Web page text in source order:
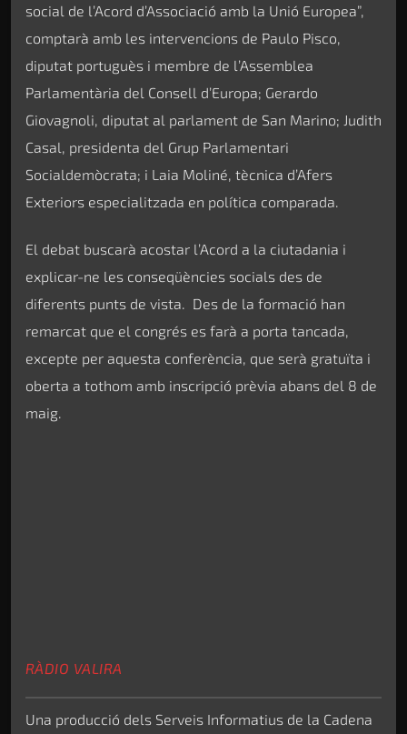
social de l’Acord d’Associació amb la Unió Europea”,
comptarà amb les intervencions de Paulo Pisco,
diputat portuguès i membre de l’Assemblea
Parlamentària del Consell d’Europa; Gerardo
Giovagnoli, diputat al parlament de San Marino; Judith
Casal, presidenta del Grup Parlamentari
Socialdemòcrata; i Laia Moliné, tècnica d’Afers
Exteriors especialitzada en política comparada.
El debat buscarà acostar l’Acord a la ciutadania i
explicar-ne les conseqüències socials des de
diferents punts de vista. Des de la formació han
remarcat que el congrés es farà a porta tancada,
excepte per aquesta conferència, que serà gratuïta i
oberta a tothom amb inscripció prèvia abans del 8 de
maig.
RÀDIO VALIRA
Una producció dels Serveis Informatius de la Cadena